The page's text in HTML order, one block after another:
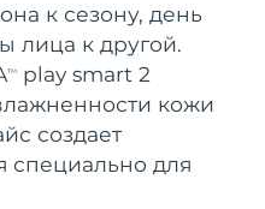
к сезону, день
лица к другой.
TM
play smart 2
кожи
создает
для
Забота о полости рта
Ожидаемая дата доставки
09.08.2026
Ожидаемая дата доставки
10.08.2026
Ожидаемая дата доставки